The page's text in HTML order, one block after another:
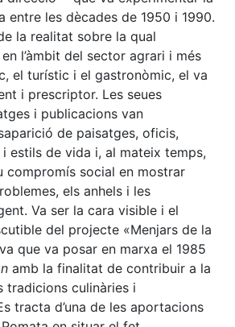
entre les dècades de 1950 i 1990.
la realitat sobre la qual
l’àmbit del sector agrari i més
el turístic i el gastronòmic, el va
i prescriptor. Les seues
i publicacions van
de paisatges, oficis,
estils de vida i, al mateix temps,
compromís social en mostrar
els anhels i les
Va ser la cara visible i el
del projecte «Menjars de la
que va posar en marxa el 1985
amb la finalitat de contribuir a la
tradicions culinàries i
tracta d’una de les aportacions